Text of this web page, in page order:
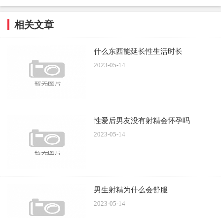
钙、优质蛋白质、糖类等多种维生素。其味咸，性微寒，有
滋阴潜阳、补肾涩精功效。男子常食牡蛎可提高性功能及精
子的质量。对男子遗精、虚劳乏损、肾虚等有较好的效果。
韭菜不仅质嫩味鲜，营养也很丰富，韭菜除含有较多的
纤维素，能增加胃肠蠕动，对习惯性便秘有益和对预防肠癌
有重要意义外，它还含有挥发油及含硫化合物，具有促进食
频数、遗尿等。韭菜因温补肝肾，助阳固精作用突出，所以
在药典上有“起阳草”之名。韭菜籽为激性剂，有固精、助
相关文章
什么东西能延长性生活时长
2023-05-14
性爱后男友没有射精会怀孕吗
2023-05-14
男生射精为什么会舒服
2023-05-14